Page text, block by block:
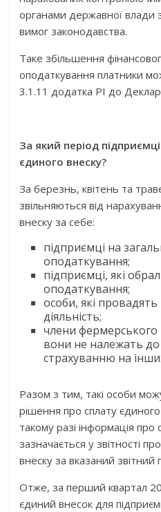
органами державної влади
вимог законодавства.
Таке збільшення
оподаткування платники
3.1.11 додатка РІ до
За який період
єдиного внеску?
За березнь, квітень та
звільняються від
внеску за себе:
підприємці на
оподаткування;
підприємці, які
оподаткування;
особи, які
діяльність;
члени
вони не належать до
страхуванню на
Разом з тим, такі особи
рішення про сплату
такому разі інформація про
зазначається у звітності
внеску за вказаний звітний
Отже, за перший квартал
єдиний внесок для